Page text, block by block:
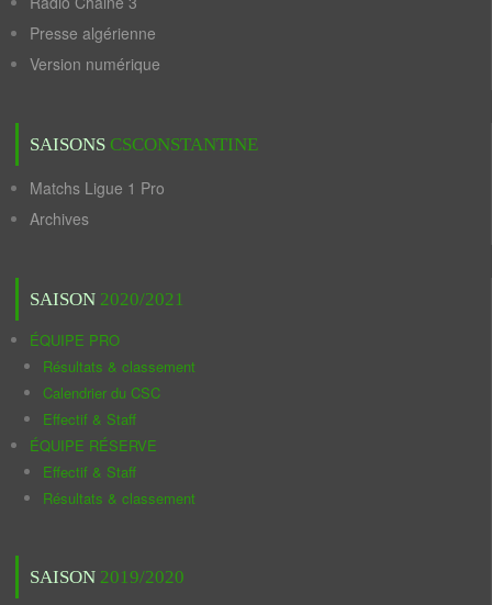
Presse algérienne
Version numérique
SAISONS CSCONSTANTINE
Matchs Ligue 1 Pro
Archives
SAISON 2020/2021
ÉQUIPE PRO
Résultats & classement
Calendrier du CSC
Effectif & Staff
ÉQUIPE RÉSERVE
Effectif & Staff
Résultats & classement
SAISON 2019/2020